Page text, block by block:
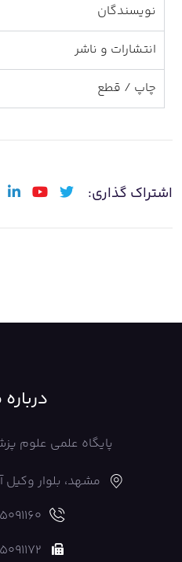
نویسندگان
انتشارات و ناشر
چاپ / قطع
اشتراک گذاری:
درباره
پایگاه علمی علوم
مشهد، بلوار وکیل